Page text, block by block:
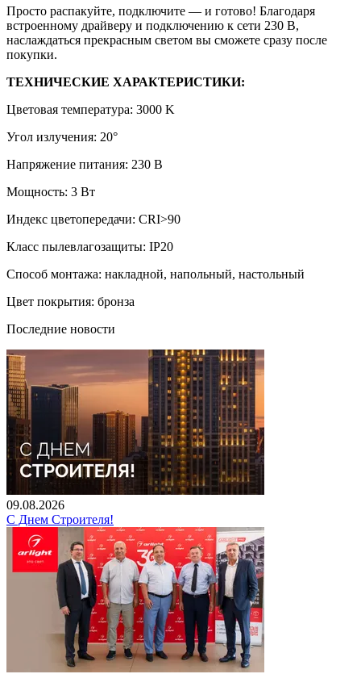
Просто распакуйте, подключите — и готово! Благодаря
встроенному драйверу и подключению к сети 230 В,
наслаждаться прекрасным светом вы сможете сразу после
покупки.
ТЕХНИЧЕСКИЕ ХАРАКТЕРИСТИКИ:
Цветовая температура: 3000 K
Угол излучения: 20°
Напряжение питания: 230 В
Мощность: 3 Вт
Индекс цветопередачи: CRI>90
Класс пылевлагозащиты: IP20
Способ монтажа: накладной, напольный, настольный
Цвет покрытия: бронза
Последние новости
09.08.2026
С Днем Строителя!